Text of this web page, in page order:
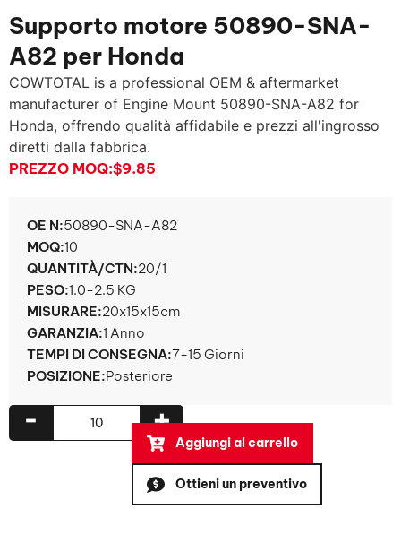
Supporto motore 50890-SNA-
A82 per Honda
COWTOTAL is a professional OEM & aftermarket
manufacturer of Engine Mount 50890-SNA-A82 for
Honda, offrendo qualità affidabile e prezzi all'ingrosso
diretti dalla fabbrica.
PREZZO MOQ:$9.85
OE N:50890-SNA-A82
MOQ:10
QUANTITÀ/CTN:20/1
PESO:1.0-2.5 KG
MISURARE:20x15x15cm
GARANZIA:1 Anno
TEMPI DI CONSEGNA:7-15 Giorni
POSIZIONE:Posteriore
+
-
Aggiungi al carrello
Ottieni un preventivo